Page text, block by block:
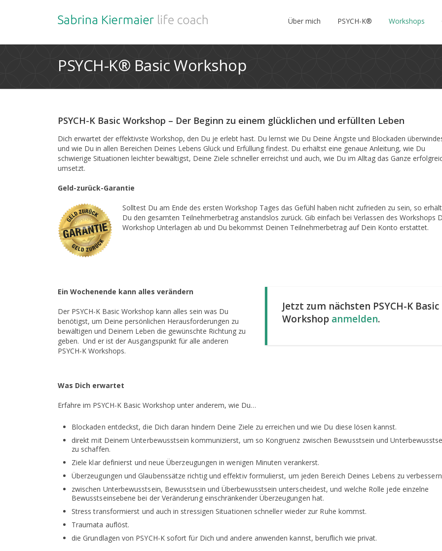
Über mich PSYCH-K® Workshops
PSYCH-K® Basic Workshop
PSYCH-K Basic Workshop – Der Beginn zu einem glücklichen und erfüllten Leben
Dich erwartet der effektivste Workshop, den Du je erlebt hast. Du lernst wie Du Deine Ängste und Blockaden
und wie Du in allen Bereichen Deines Lebens Glück und Erfüllung findest. Du erhältst eine genaue Anleitung, wie Du
schwierige Situationen leichter bewältigst, Deine Ziele schneller erreichst und auch, wie Du im Alltag das Ganze
umsetzt.
Geld-zurück-Garantie
Solltest Du am Ende des ersten Workshop Tages das Gefühl haben nicht zufrieden zu sein, so
Du den gesamten Teilnehmerbetrag anstandslos zurück. Gib einfach bei Verlassen des Workshops
Workshop Unterlagen ab und Du bekommst Deinen Teilnehmerbetrag auf Dein Konto erstattet.
Ein Wochenende kann alles verändern
Der PSYCH-K Basic Workshop kann alles sein was Du
benötigst, um Deine persönlichen Herausforderungen zu
bewältigen und Deinem Leben die gewünschte Richtung zu
geben. Und er ist der Ausgangspunkt für alle anderen
PSYCH-K Workshops.
Jetzt zum nächsten PSYCH-K Basic
Workshop anmelden.
Was Dich erwartet
Erfahre im PSYCH-K Basic Workshop unter anderem, wie Du…
Blockaden entdeckst, die Dich daran hindern Deine Ziele zu erreichen und wie Du diese lösen kannst.
direkt mit Deinem Unterbewusstsein kommunizierst, um so Kongruenz zwischen Bewusstsein und
zu schaffen.
Ziele klar definierst und neue Überzeugungen in wenigen Minuten verankerst.
Überzeugungen und Glaubenssätze richtig und effektiv formulierst, um jeden Bereich Deines Lebens zu
zwischen Unterbewusstsein, Bewusstsein und Überbewusstsein unterscheidest, und welche Rolle jede einzelne
Bewusstseinsebene bei der Veränderung einschränkender Überzeugungen hat.
Stress transformierst und auch in stressigen Situationen schneller wieder zur Ruhe kommst.
Traumata auflöst.
die Grundlagen von PSYCH-K sofort für Dich und andere anwenden kannst, beruflich wie privat.